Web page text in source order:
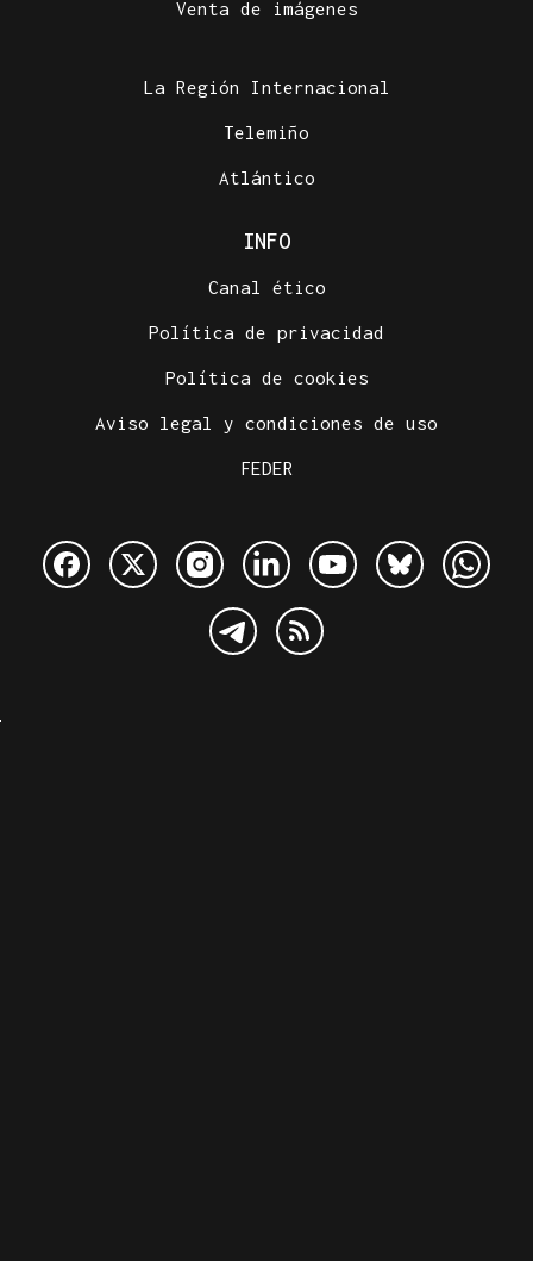
Historia en 4 tiempos | Respeto para la única calle
Venta de imágenes
La Región Internacional
Telemiño
Atlántico
INFO
Canal ético
Política de privacidad
Política de cookies
Aviso legal y condiciones de uso
FEDER